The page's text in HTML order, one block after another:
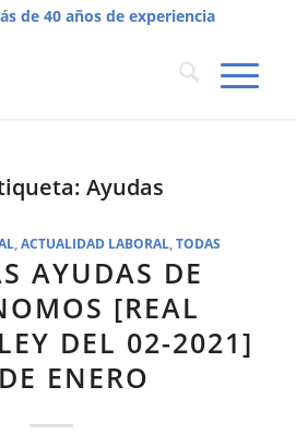
de 40 años de experiencia
Ayudas
, ACTUALIDAD LABORAL, TODAS
AYUDAS DE
[REAL
DEL 02-2021]
ENERO